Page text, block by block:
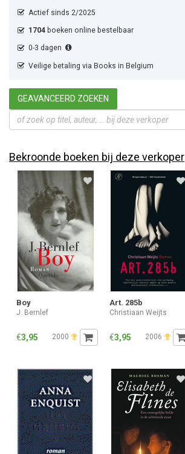
Actief sinds 2/2025
1704 boeken online bestelbaar
0-3 dagen
Veilige betaling via Books in Belgium
GEAVANCEERD ZOEKEN
Bekroonde boeken bij deze verkoper
Boy
J. Bernlef
€3,95 2000
Art. 285b
Christiaan Weijts
€3,95 2006